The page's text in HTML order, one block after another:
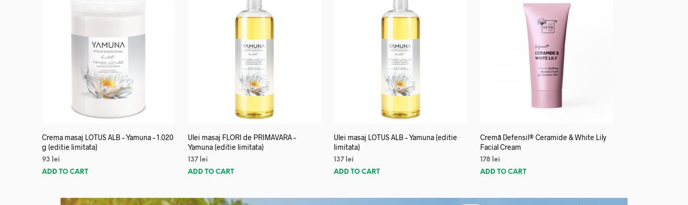
Crema masaj LOTUS ALB – Yamuna – 1.020
g (editie limitata)
93
lei
ADD TO CART
Ulei masaj FLORI de PRIMAVARA –
Yamuna (editie limitata)
137 lei
ADD TO CART
Ulei masaj LOTUS ALB – Yamuna (editie
limitata)
137 lei
ADD TO CART
Cremă Defensil® Ceramide & White Lily
Facial Cream
178 lei
ADD TO CART